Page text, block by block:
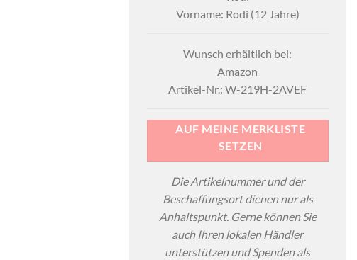
Vorname: Rodi (12 Jahre)
Wunsch erhältlich bei:
Amazon
Artikel-Nr.: W-219H-2AVEF
AUF MEINE MERKLISTE
SETZEN
Die Artikelnummer und der
Beschaffungsort dienen nur als
Anhaltspunkt. Gerne können Sie
auch Ihren lokalen Händler
unterstützen und Spenden als